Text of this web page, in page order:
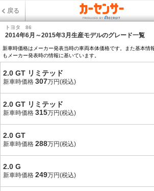
戻る
トヨタ 86
2014年6月～2015年3月生産モデルのグレード一覧
新車時価格はメーカー発表当時の車両本体価格です。また基本情
もメーカー発表時の情報に基いています。
2.0 GT リミテッド
新車時価格 307万円(税込)
2.0 GT リミテッド
新車時価格 315万円(税込)
2.0 GT
新車時価格 288万円(税込)
2.0 G
新車時価格 249万円(税込)